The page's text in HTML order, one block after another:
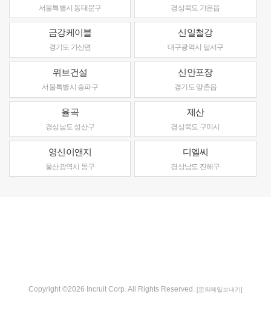
서울특별시 동대문구 경상북도 가은읍
금강케이블
경기도 가산면
신일철강
대구광역시 달서구
위브건설
서울특별시 송파구
신안포장
경기도 양촌읍
율곡
경상남도 성산구
제산
경상북도 구미시
영신이앤지
울산광역시 동구
디엘씨
경상남도 진해구
Copyright ©2026 Incruit Corp. All Rights Reserved. [문의메일보내기]